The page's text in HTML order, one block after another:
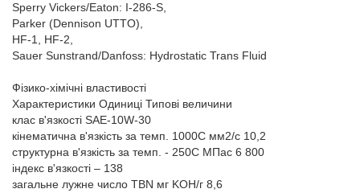
Sperry Vickers/Eaton: I-286-S,
Parker (Dennison UTTO),
HF-1, HF-2,
Sauer Sunstrand/Danfoss: Hydrostatic Trans Fluid
Фізико-хімічні властивості
Характеристики Одиниці Типові величини
клас в'язкості SAE-10W-30
кінематична в'язкість за темп. 1000C мм2/с 10,2
структурна в'язкість за темп. - 250C МПас 6 800
індекс в'язкості – 138
загальне лужне число TBN мг KOH/г 8,6